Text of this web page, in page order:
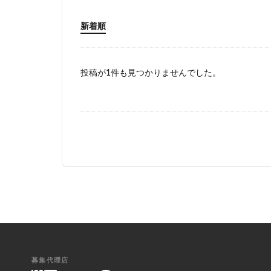
新着順
投稿が1件も見つかりませんでした。
募集代理店